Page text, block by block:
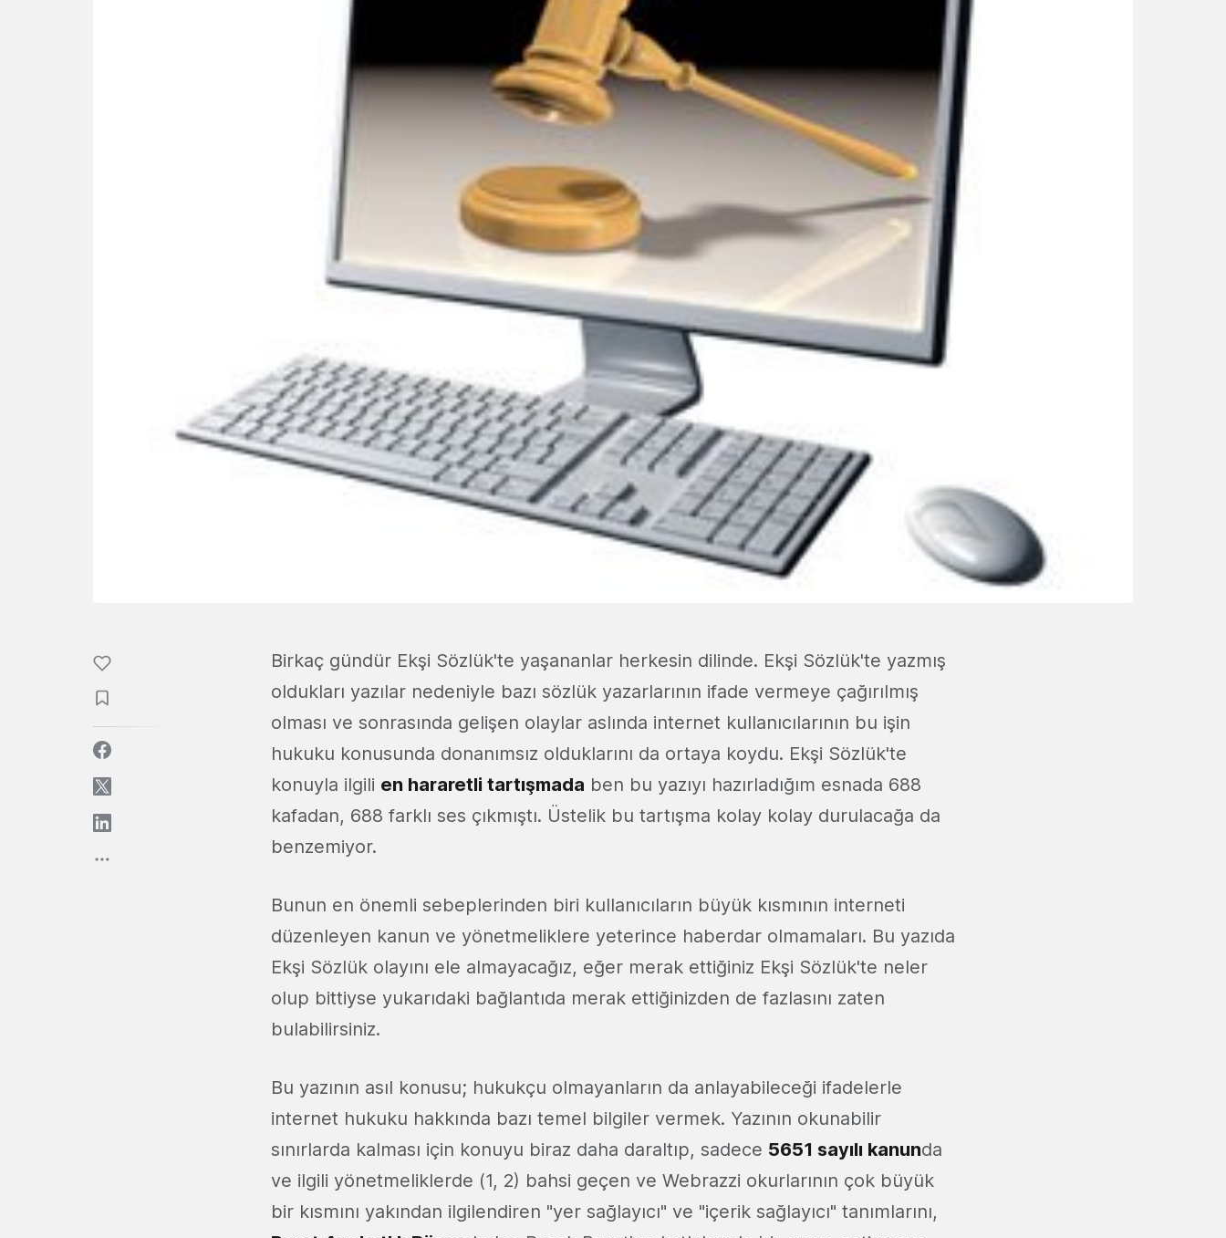
Birkaç gündür Ekşi Sözlük'te yaşananlar herkesin dilinde. Ekşi Sözlük'te yazmış
oldukları yazılar nedeniyle bazı sözlük yazarlarının ifade vermeye çağırılmış
olması ve sonrasında gelişen olaylar aslında internet kullanıcılarının bu işin
hukuku konusunda donanımsız olduklarını da ortaya koydu. Ekşi Sözlük'te
konuyla ilgili en hararetli tartışmada ben bu yazıyı hazırladığım esnada 688
kafadan, 688 farklı ses çıkmıştı. Üstelik bu tartışma kolay kolay durulacağa da
benzemiyor.
Bunun en önemli sebeplerinden biri kullanıcıların büyük kısmının interneti
düzenleyen kanun ve yönetmeliklere yeterince haberdar olmamaları. Bu yazıda
Ekşi Sözlük olayını ele almayacağız, eğer merak ettiğiniz Ekşi Sözlük'te neler
olup bittiyse yukarıdaki bağlantıda merak ettiğinizden de fazlasını zaten
bulabilirsiniz.
Bu yazının asıl konusu; hukukçu olmayanların da anlayabileceği ifadelerle
internet hukuku hakkında bazı temel bilgiler vermek. Yazının okunabilir
sınırlarda kalması için konuyu biraz daha daraltıp, sadece 5651 sayılı kanunda
ve ilgili yönetmeliklerde (1, 2) bahsi geçen ve Webrazzi okurlarının çok büyük
bir kısmını yakından ilgilendiren "yer sağlayıcı" ve "içerik sağlayıcı" tanımlarını,